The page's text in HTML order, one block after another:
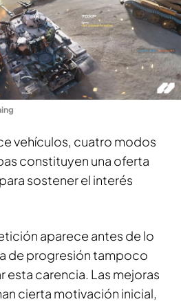
vehículos, cuatro modos
constituyen una oferta
sostener el interés
aparece antes de lo
de progresión tampoco
carencia. Las mejoras
cierta motivación inicial,